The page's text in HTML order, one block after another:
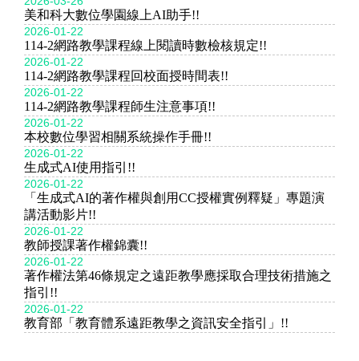
美和科大數位學園線上AI助手!!
2026-01-22
114-2網路教學課程線上閱讀時數檢核規定!!
2026-01-22
114-2網路教學課程回校面授時間表!!
2026-01-22
114-2網路教學課程師生注意事項!!
2026-01-22
本校數位學習相關系統操作手冊!!
2026-01-22
生成式AI使用指引!!
2026-01-22
「生成式AI的著作權與創用CC授權實例釋疑」專題演
講活動影片!!
2026-01-22
教師授課著作權錦囊!!
2026-01-22
著作權法第46條規定之遠距教學應採取合理技術措施之
指引!!
2026-01-22
教育部「教育體系遠距教學之資訊安全指引」!!